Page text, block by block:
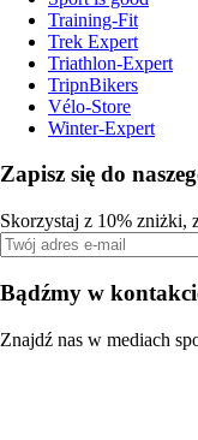
Training-Fit
Trek Expert
Triathlon-Expert
TripnBikers
Vélo-Store
Winter-Expert
Zapisz się do
Skorzystaj z 10% zniżki,
Bądźmy w
Znajdź nas w mediach